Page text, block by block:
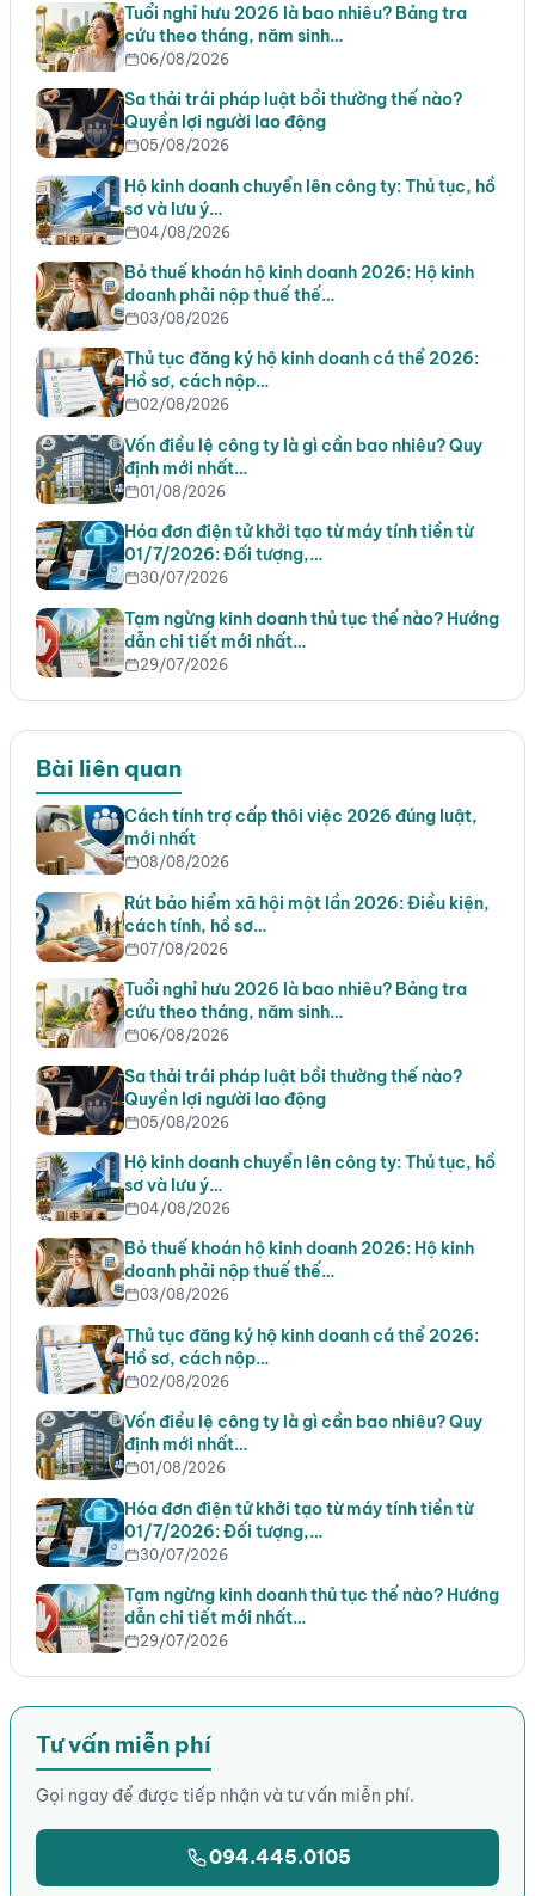
Tuổi nghỉ hưu 2026 là bao nhiêu? Bảng tra
cứu theo tháng, năm sinh…
06/08/2026
Sa thải trái pháp luật bồi thường thế nào?
Quyền lợi người lao động
05/08/2026
Hộ kinh doanh chuyển lên công ty: Thủ tục, hồ
sơ và lưu ý…
04/08/2026
Bỏ thuế khoán hộ kinh doanh 2026: Hộ kinh
doanh phải nộp thuế thế…
03/08/2026
Thủ tục đăng ký hộ kinh doanh cá thể 2026:
Hồ sơ, cách nộp…
02/08/2026
Vốn điều lệ công ty là gì cần bao nhiêu? Quy
định mới nhất…
01/08/2026
Hóa đơn điện tử khởi tạo từ máy tính tiền từ
01/7/2026: Đối tượng,…
30/07/2026
Tạm ngừng kinh doanh thủ tục thế nào? Hướng
dẫn chi tiết mới nhất…
29/07/2026
Bài liên quan
Cách tính trợ cấp thôi việc 2026 đúng luật,
mới nhất
08/08/2026
Rút bảo hiểm xã hội một lần 2026: Điều kiện,
cách tính, hồ sơ…
07/08/2026
Tuổi nghỉ hưu 2026 là bao nhiêu? Bảng tra
cứu theo tháng, năm sinh…
06/08/2026
Sa thải trái pháp luật bồi thường thế nào?
Quyền lợi người lao động
05/08/2026
Hộ kinh doanh chuyển lên công ty: Thủ tục, hồ
sơ và lưu ý…
04/08/2026
Bỏ thuế khoán hộ kinh doanh 2026: Hộ kinh
doanh phải nộp thuế thế…
03/08/2026
Thủ tục đăng ký hộ kinh doanh cá thể 2026:
Hồ sơ, cách nộp…
02/08/2026
Vốn điều lệ công ty là gì cần bao nhiêu? Quy
định mới nhất…
01/08/2026
Hóa đơn điện tử khởi tạo từ máy tính tiền từ
01/7/2026: Đối tượng,…
30/07/2026
Tạm ngừng kinh doanh thủ tục thế nào? Hướng
dẫn chi tiết mới nhất…
29/07/2026
Tư vấn miễn phí
Gọi ngay để được tiếp nhận và tư vấn miễn phí.
094.445.0105